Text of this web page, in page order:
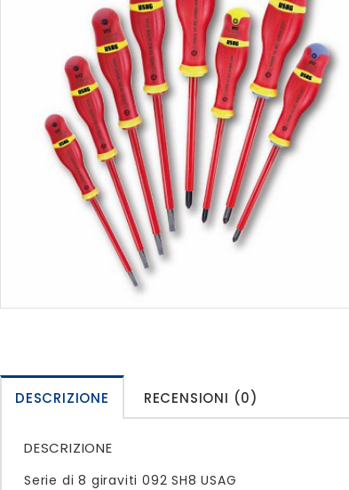
DESCRIZIONE RECENSIONI (0)
DESCRIZIONE
Serie di 8 giraviti 092 SH8 USAG